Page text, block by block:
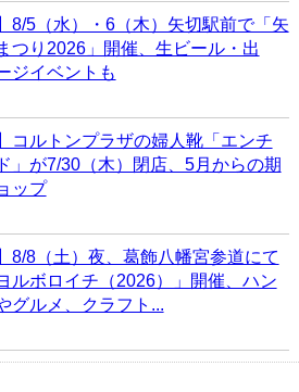
8/5（水）・6（木）矢切駅前で「矢
つり2026」開催、生ビール・出
ジイベントも
コルトンプラザの婦人靴「エンチ
」が7/30（木）閉店、5月からの期
ップ
8/8（土）夜、葛飾八幡宮参道にて
ルボロイチ（2026）」開催、ハン
グルメ、クラフト...